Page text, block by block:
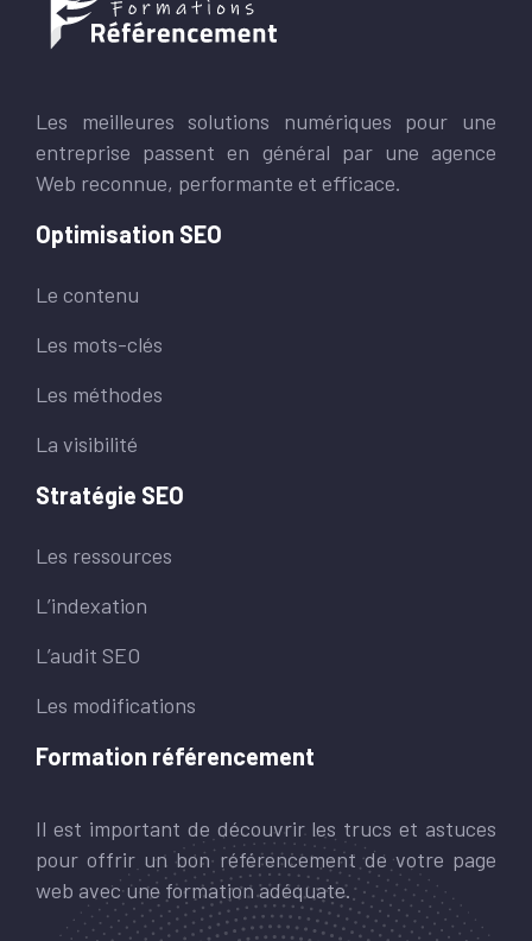
Les meilleures solutions numériques pour une
entreprise passent en général par une agence
Web reconnue, performante et efficace.
Optimisation SEO
Le contenu
Les mots-clés
Les méthodes
La visibilité
Stratégie SEO
Les ressources
L’indexation
L’audit SEO
Les modifications
Formation référencement
Il est important de découvrir les trucs et astuces
pour offrir un bon référencement de votre page
web avec une formation adéquate.